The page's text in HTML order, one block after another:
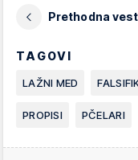
Prethodna vest
TAGOVI
LAŽNI MED
PROPISI PČELARI